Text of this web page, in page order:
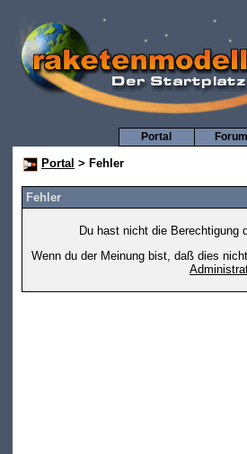
Forum
Portal
Portal > Fehler
Fehler
Du hast nicht die Berechtigung
Wenn du der Meinung bist, daß dies